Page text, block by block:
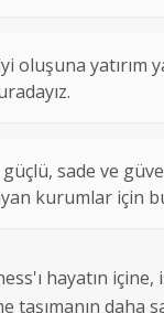
oluşuna yatırım
sade ve
kurumlar için
hayatın
taşımanın daha